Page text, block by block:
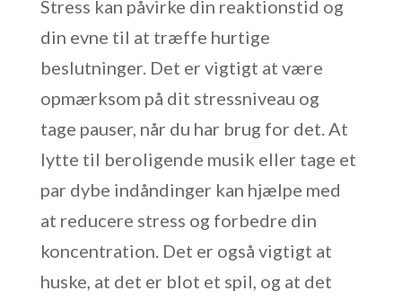
Stress kan påvirke din reaktionstid og
din evne til at træffe hurtige
beslutninger. Det er vigtigt at være
opmærksom på dit stressniveau og
tage pauser, når du har brug for det. At
lytte til beroligende musik eller tage et
par dybe indåndinger kan hjælpe med
at reducere stress og forbedre din
koncentration. Det er også vigtigt at
huske, at det er blot et spil, og at det